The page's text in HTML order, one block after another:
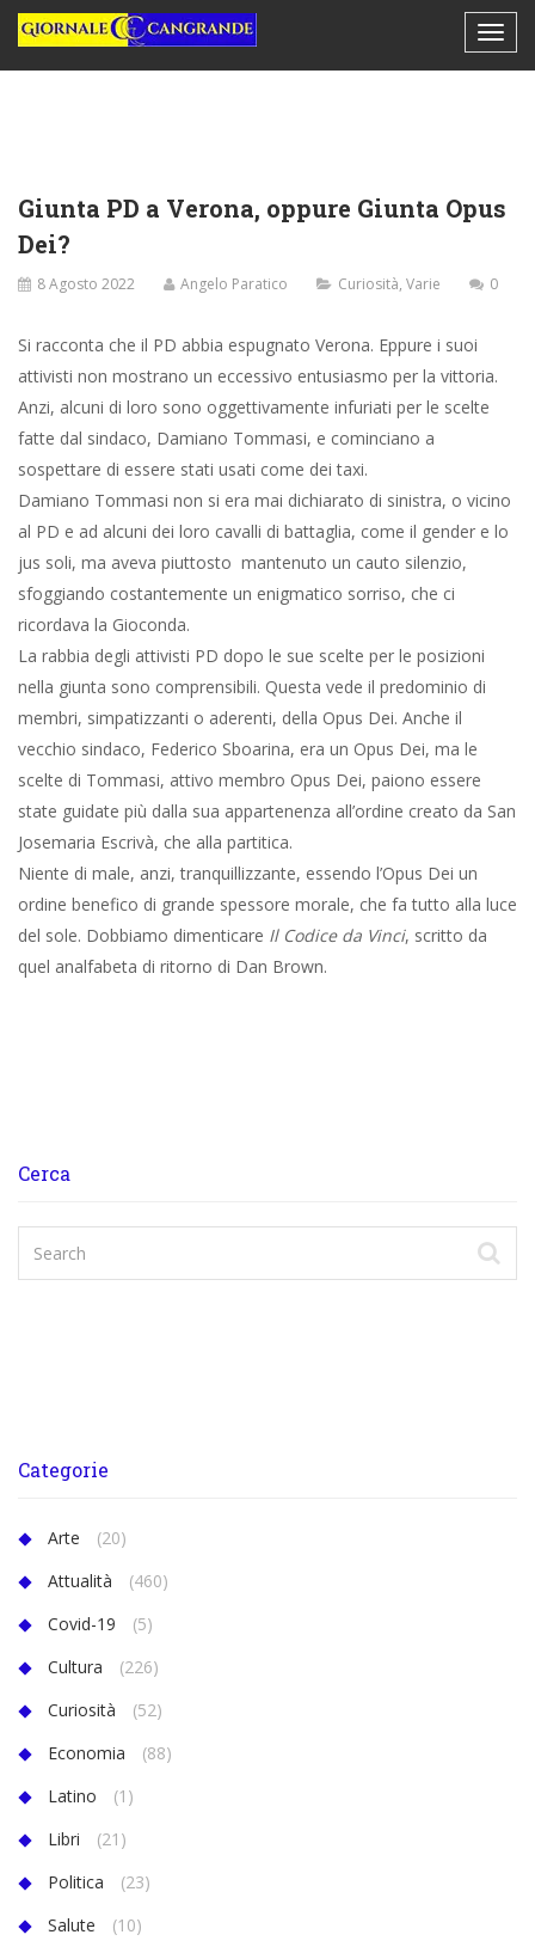
Giunta PD a Verona, oppure Giunta Opus
Dei?
8 Agosto 2022 Angelo Paratico Curiosità, Varie 0
Si racconta che il PD abbia espugnato Verona. Eppure i suoi
attivisti non mostrano un eccessivo entusiasmo per la vittoria.
Anzi, alcuni di loro sono oggettivamente infuriati per le scelte
fatte dal sindaco, Damiano Tommasi, e cominciano a
sospettare di essere stati usati come dei taxi.
Damiano Tommasi non si era mai dichiarato di sinistra, o vicino
al PD e ad alcuni dei loro cavalli di battaglia, come il gender e lo
jus soli, ma aveva piuttosto mantenuto un cauto silenzio,
sfoggiando costantemente un enigmatico sorriso, che ci
ricordava la Gioconda.
La rabbia degli attivisti PD dopo le sue scelte per le posizioni
nella giunta sono comprensibili. Questa vede il predominio di
membri, simpatizzanti o aderenti, della Opus Dei. Anche il
vecchio sindaco, Federico Sboarina, era un Opus Dei, ma le
scelte di Tommasi, attivo membro Opus Dei, paiono essere
state guidate più dalla sua appartenenza all’ordine creato da San
Josemaria Escrivà, che alla partitica.
Niente di male, anzi, tranquillizzante, essendo l’Opus Dei un
ordine benefico di grande spessore morale, che fa tutto alla luce
del sole. Dobbiamo dimenticare Il Codice da Vinci, scritto da
quel analfabeta di ritorno di Dan Brown.
Cerca
Categorie
Arte
(20)
Attualità
(460)
Covid-19
(5)
Cultura
(226)
Curiosità
(52)
Economia
(88)
Latino
(1)
Libri
(21)
Politica
(23)
Salute
(10)